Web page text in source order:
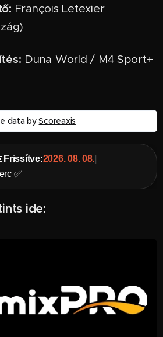
François Letexier
Duna World / M4 Sport+
data byScoreaxis
Frissítve:2026. 08. 08.
✅
ide: